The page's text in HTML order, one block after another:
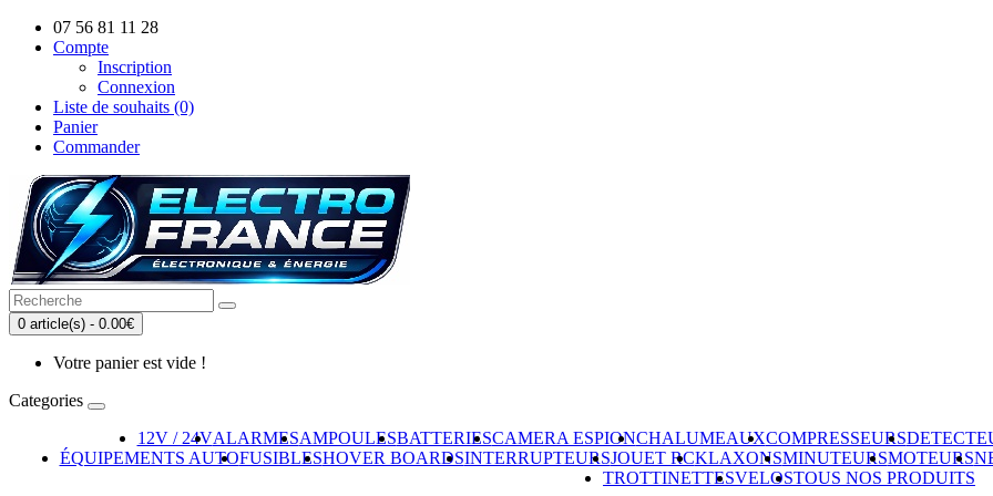
07 56 81 11 28
Compte
Inscription
Connexion
Liste de souhaits (0)
Panier
Commander
0 article(s) - 0.00€
Votre panier est vide !
Categories
12V / 24VALARMESAMPOULESBATTERIESCAMERA ESPIONCHALUMEAUXCOMPRESSEURS
ÉQUIPEMENTS AUTOFUSIBLESHOVER BOARDSINTERRUPTEURSJOUET RCKLAXONSMINUTEURSMOTEURS
TROTTINETTESVELOSTOUS NOS PRODUITS